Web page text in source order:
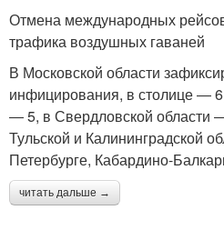
Отмена международных
трафика воздушных гаваней
В Московской области
инфицирования, в столице ―
― 5, в Свердловской области
Тульской и Калининградской
Петербурге, Кабардино-
читать дальше →